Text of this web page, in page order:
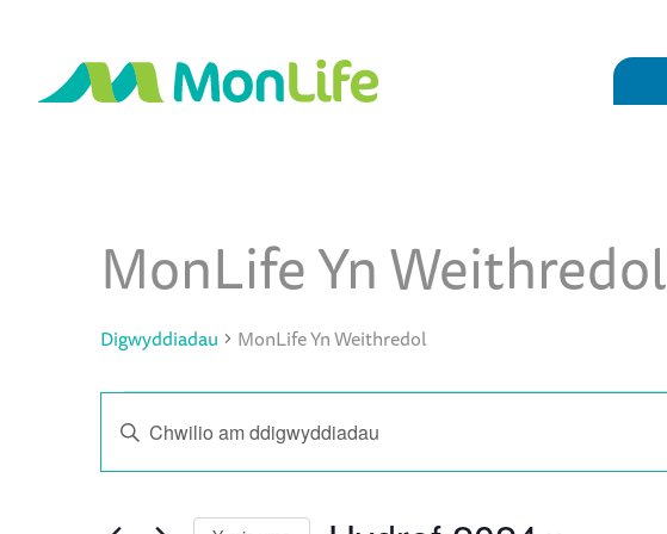
MonLife Yn Weithredol
Digwyddiadau MonLife Yn Weithredol
Search
and
Navigation
Enter
Keyword.
Search
Calendar of Digwyddiadau